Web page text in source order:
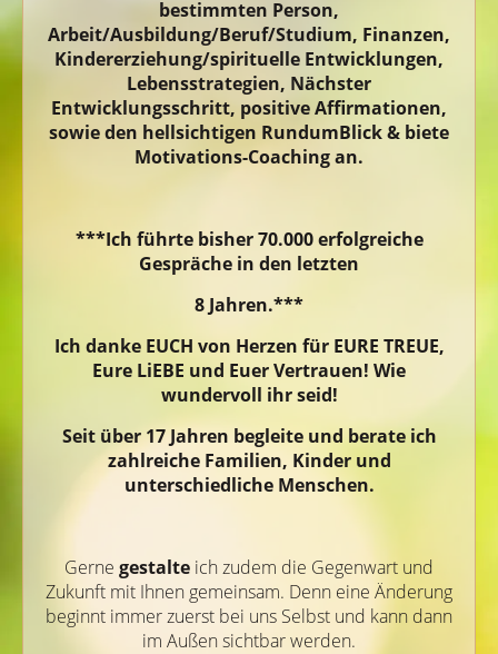
bestimmten Person,
Arbeit/Ausbildung/Beruf/Studium, Finanzen,
Kindererziehung/spirituelle Entwicklungen,
Lebensstrategien, Nächster
Entwicklungsschritt, positive Affirmationen,
sowie den hellsichtigen RundumBlick & biete
Motivations-Coaching an.
***Ich führte bisher 70.000 erfolgreiche
Gespräche in den letzten
8 Jahren.***
Ich danke EUCH von Herzen für EURE TREUE,
Eure LiEBE und Euer Vertrauen! Wie
wundervoll ihr seid!
Seit über 17 Jahren begleite und berate ich
zahlreiche Familien, Kinder und
unterschiedliche Menschen.
Gerne gestalte ich zudem die Gegenwart und
Zukunft mit Ihnen gemeinsam. Denn eine Änderung
beginnt immer zuerst bei uns Selbst und kann dann
im Außen sichtbar werden.